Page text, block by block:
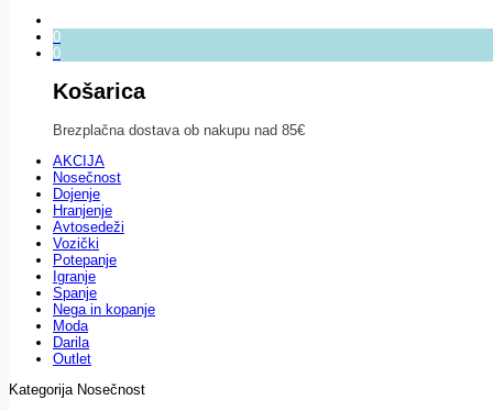
0
0
Košarica
Brezplačna dostava ob nakupu nad 85€
AKCIJA
Nosečnost
Dojenje
Hranjenje
Avtosedeži
Vozički
Potepanje
Igranje
Spanje
Nega in kopanje
Moda
Darila
Outlet
Kategorija Nosečnost